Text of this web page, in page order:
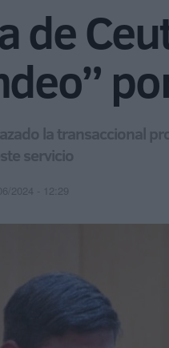
de
la transaccional
servicio
2024 - 12:29